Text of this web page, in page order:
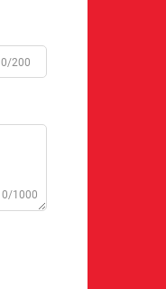
0/200
0/1000